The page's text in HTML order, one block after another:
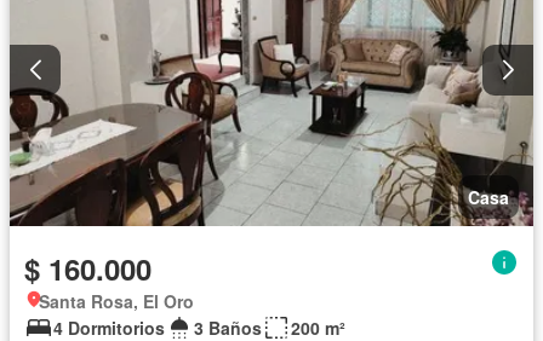
Casa
$ 160.000
Santa Rosa, El Oro
4 Dormitorios
3 Baños
200 m²